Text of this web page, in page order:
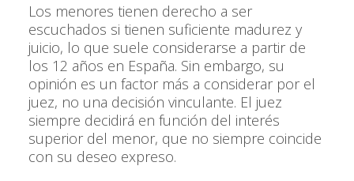
Los menores tienen derecho a ser
escuchados si tienen suficiente madurez y
juicio, lo que suele considerarse a partir de
los 12 años en España. Sin embargo, su
opinión es un factor más a considerar por el
juez, no una decisión vinculante. El juez
siempre decidirá en función del interés
superior del menor, que no siempre coincide
con su deseo expreso.